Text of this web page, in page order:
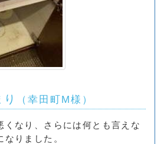
（幸田町M様）
くなり、さらには何とも言えな
りました。